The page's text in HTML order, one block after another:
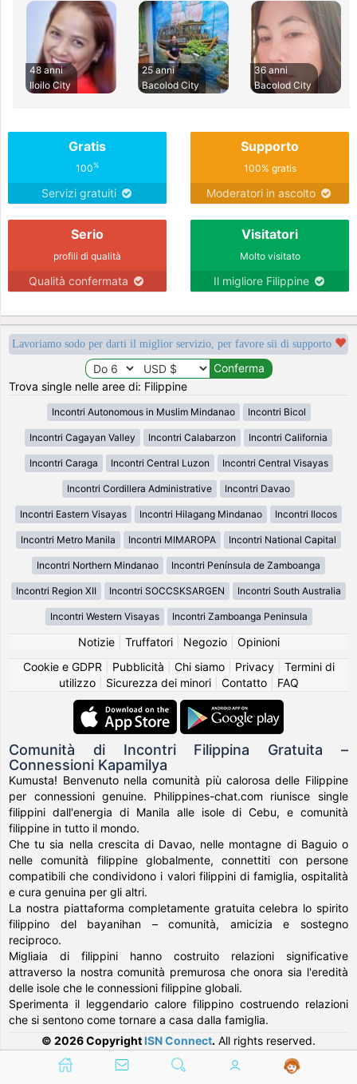
48 anni
Iloilo City
25 anni
Bacolod City
36 anni
Bacolod City
Gratis
100%
Servizi gratuiti
Supporto
100% gratis
Moderatori in ascolto
Serio
profili di qualità
Qualità confermata
Visitatori
Molto visitato
Il migliore Filippine
Lavoriamo sodo per darti il miglior servizio, per favore sii di supporto
Trova single nelle aree di: Filippine
Incontri Autonomous in Muslim Mindanao Incontri Bicol
Incontri Cagayan Valley Incontri Calabarzon Incontri California
Incontri Caraga Incontri Central Luzon Incontri Central Visayas
Incontri Cordillera Administrative Incontri Davao
Incontri Eastern Visayas Incontri Hilagang Mindanao Incontri Ilocos
Incontri Metro Manila Incontri MIMAROPA Incontri National Capital
Incontri Northern Mindanao Incontri Península de Zamboanga
Incontri Region XII Incontri SOCCSKSARGEN Incontri South Australia
Incontri Western Visayas Incontri Zamboanga Peninsula
Notizie| Truffatori| Negozio| Opinioni
Cookie e GDPR
Pubblicità Chi siamo| Privacy| Termini di
utilizzo| Sicurezza dei minori| Contatto| FAQ
Comunità di Incontri Filippina Gratuita –
Connessioni Kapamilya
Kumusta! Benvenuto nella comunità più calorosa delle Filippine
per connessioni genuine. Philippines-chat.com riunisce single
filippini dall'energia di Manila alle isole di Cebu, e comunità
filippine in tutto il mondo.
Che tu sia nella crescita di Davao, nelle montagne di Baguio o
nelle comunità filippine globalmente, connettiti con persone
compatibili che condividono i valori filippini di famiglia, ospitalità
e cura genuina per gli altri.
La nostra piattaforma completamente gratuita celebra lo spirito
filippino del bayanihan – comunità, amicizia e sostegno
reciproco.
Migliaia di filippini hanno costruito relazioni significative
attraverso la nostra comunità premurosa che onora sia l'eredità
delle isole che le connessioni filippine globali.
Sperimenta il leggendario calore filippino costruendo relazioni
che si sentono come tornare a casa dalla famiglia.
© 2026 Copyright ISN Connect. All rights reserved.